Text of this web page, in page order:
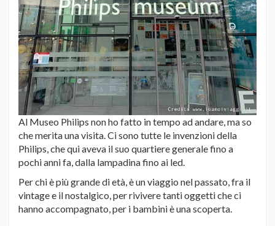
Al Museo Philips non ho fatto in tempo ad andare, ma so
che merita una visita. Ci sono tutte le invenzioni della
Philips, che qui aveva il suo quartiere generale fino a
pochi anni fa, dalla lampadina fino ai led.
Per chi è più grande di età, è un viaggio nel passato, fra il
vintage e il nostalgico, per rivivere tanti oggetti che ci
hanno accompagnato, per i bambini è una scoperta.